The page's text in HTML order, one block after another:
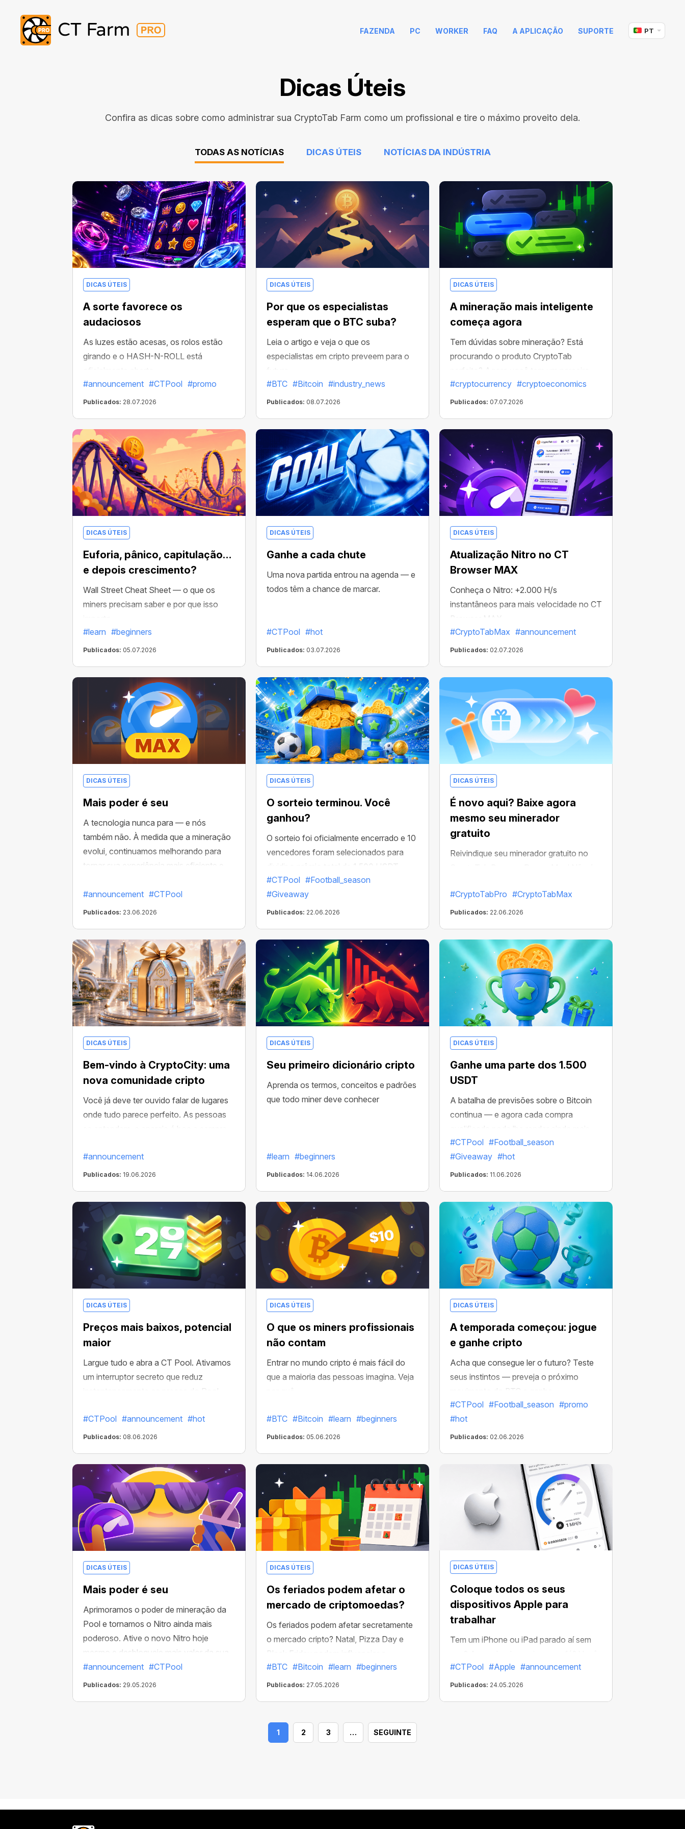
FAZENDA PC WORKER FAQ A APLICAÇÃO SUPORTE PT
Dicas Úteis
Confira as dicas sobre como administrar sua CryptoTab Farm como um profissional e tire o máximo proveito dela.
TODAS AS NOTÍCIAS DICAS ÚTEIS NOTÍCIAS DA INDÚSTRIA
DICAS ÚTEIS
A sorte favorece os
audaciosos
As luzes estão acesas, os rolos estão
girando e o HASH-N-ROLL está
oficialmente aberto.
#announcement #CTPool #promo
Publicados: 28.07.2026
DICAS ÚTEIS
Por que os especialistas
esperam que o BTC suba?
Leia o artigo e veja o que os
especialistas em cripto preveem para o
futuro →
#BTC #Bitcoin #industry_news
Publicados: 08.07.2026
DICAS ÚTEIS
A mineração mais inteligente
começa agora
Tem dúvidas sobre mineração? Está
procurando o produto CryptoTab
perfeito? Agora você tem um parceiro
dedicado para maximizar seus
resultados.
#cryptocurrency #cryptoeconomics
Publicados: 07.07.2026
DICAS ÚTEIS
Euforia, pânico, capitulação…
e depois crescimento?
Wall Street Cheat Sheet — o que os
miners precisam saber e por que isso
#learn #beginners
Publicados: 05.07.2026
DICAS ÚTEIS
Ganhe a cada chute
Uma nova partida entrou na agenda — e
todos têm a chance de marcar.
#CTPool #hot
Publicados: 03.07.2026
DICAS ÚTEIS
Atualização Nitro no CT
Browser MAX
Conheça o Nitro: +2.000 H/s
instantâneos para mais velocidade no CT
Browser MAX.
#CryptoTabMax #announcement
Publicados: 02.07.2026
DICAS ÚTEIS
Mais poder é seu
A tecnologia nunca para — e nós
também não. À medida que a mineração
evolui, continuamos melhorando para
tornar sua experiência mais eficiente e
#announcement #CTPool
Publicados: 23.06.2026
DICAS ÚTEIS
O sorteio terminou. Você
ganhou?
O sorteio foi oficialmente encerrado e 10
vencedores foram selecionados para
dividir o prêmio total de 1.500 USDT.
#CTPool #Football_season
#Giveaway
Publicados: 22.06.2026
DICAS ÚTEIS
É novo aqui? Baixe agora
mesmo seu minerador
gratuito
Reivindique seu minerador gratuito no
baixar o aplicativo, ativar seu presente e
transformar seu tempo online em
#CryptoTabPro #CryptoTabMax
Publicados: 22.06.2026
DICAS ÚTEIS
Bem-vindo à CryptoCity: uma
nova comunidade cripto
Você já deve ter ouvido falar de lugares
onde tudo parece perfeito. As pessoas
se entendem, a energia é boa e sempre
exemplo, sorteios semanais de
criptomoedas: mineradores, boosts,
#announcement
Publicados: 19.06.2026
DICAS ÚTEIS
Seu primeiro dicionário cripto
Aprenda os termos, conceitos e padrões
que todo miner deve conhecer
#learn #beginners
Publicados: 14.06.2026
DICAS ÚTEIS
Ganhe uma parte dos 1.500
USDT
A batalha de previsões sobre o Bitcoin
continua — e agora cada compra
qualificada pode lhe render ainda mais
recompensas.
#CTPool #Football_season
#Giveaway #hot
Publicados: 11.06.2026
DICAS ÚTEIS
Preços mais baixos, potencial
maior
Largue tudo e abra a CT Pool. Ativamos
um interruptor secreto que reduz
instantaneamente os preços do Pool
#CTPool #announcement #hot
Publicados: 08.06.2026
DICAS ÚTEIS
O que os miners profissionais
não contam
Entrar no mundo cripto é mais fácil do
que a maioria das pessoas imagina. Veja
#BTC #Bitcoin #learn #beginners
Publicados: 05.06.2026
DICAS ÚTEIS
A temporada começou: jogue
e ganhe cripto
Acha que consegue ler o futuro? Teste
seus instintos — preveja o próximo
movimento do BTC e ganhe
recompensas em cripto.
#CTPool #Football_season #promo
#hot
Publicados: 02.06.2026
DICAS ÚTEIS
Mais poder é seu
Aprimoramos o poder de mineração da
Pool e tornamos o Nitro ainda mais
poderoso. Ative o novo Nitro hoje
mesmo e desbloqueie mais valor da sua
mineração sem custo adicional.
#announcement #CTPool
Publicados: 29.05.2026
DICAS ÚTEIS
Os feriados podem afetar o
mercado de criptomoedas?
Os feriados podem afetar secretamente
o mercado cripto? Natal, Pizza Day e
Black Friday podem influenciar a
atividade cripto mais do que parece.
#BTC #Bitcoin #learn #beginners
Publicados: 27.05.2026
DICAS ÚTEIS
Coloque todos os seus
dispositivos Apple para
trabalhar
Tem um iPhone ou iPad parado aí sem
poderia estar ganhando dinheiro com ele
na CT Pool!
#CTPool #Apple #announcement
Publicados: 24.05.2026
1 2 3 … SEGUINTE